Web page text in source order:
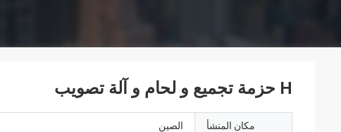
H حزمة تجميع و لحام و آلة تصويب
مكان المنشأ الصين